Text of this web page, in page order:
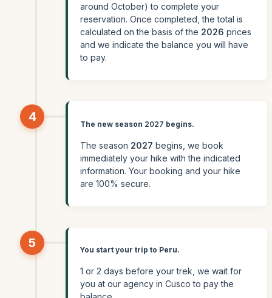
around October) to complete your
reservation. Once completed, the total is
calculated on the basis of the 2026 prices
and we indicate the balance you will have
to pay.
4
The new season 2027 begins.
The season 2027 begins, we book
immediately your hike with the indicated
information. Your booking and your hike
are 100% secure.
5
You start your trip to Peru.
1 or 2 days before your trek, we wait for
you at our agency in Cusco to pay the